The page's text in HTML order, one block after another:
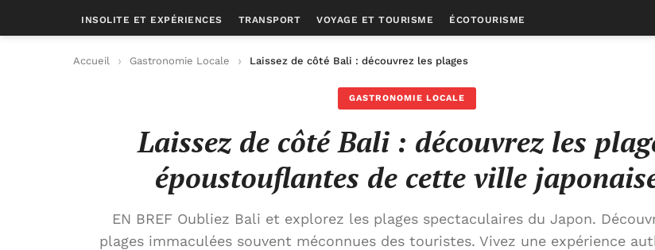
INSOLITE ET EXPÉRIENCES TRANSPORT VOYAGE ET TOURISME ÉCOTOURISME
Accueil Gastronomie Locale Laissez de côté Bali : découvrez les plages époustouflantes de cette ville
GASTRONOMIE LOCALE
Laissez de côté Bali : découvrez les
époustouflantes de cette ville
EN BREF Oubliez Bali et explorez les plages spectaculaires du Japon.
plages immaculées souvent méconnues des touristes. Vivez une expérience